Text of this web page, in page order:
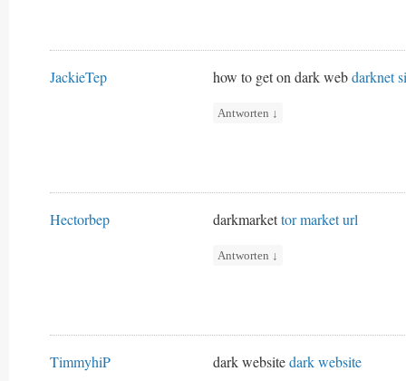
JackieTep how to get on dark webdarknet
Antworten ↓
Hectorbep darkmarkettor market url
Antworten ↓
TimmyhiP dark websitedark website